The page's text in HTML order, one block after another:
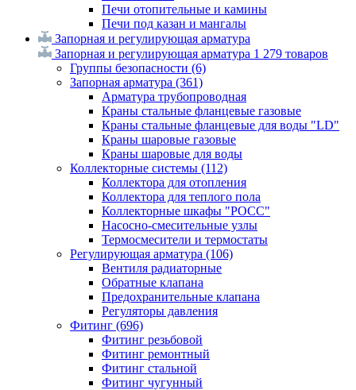
Печи отопительные и камины
Печи под казан и мангалы
Запорная и регулирующая арматура
Запорная и регулирующая арматура 1 279 товаров
Группы безопасности (6)
Запорная арматура (361)
Арматура трубопроводная
Краны стальные фланцевые газовые
Краны стальные фланцевые для воды "LD"
Краны шаровые газовые
Краны шаровые для воды
Коллекторные системы (112)
Коллектора для отопления
Коллектора для теплого пола
Коллекторные шкафы "РОСС"
Насосно-смесительные узлы
Термосмесители и термостаты
Регулирующая арматура (106)
Вентиля радиаторные
Обратные клапана
Предохранительные клапана
Регуляторы давления
Фитинг (696)
Фитинг резьбовой
Фитинг ремонтный
Фитинг стальной
Фитинг чугунный